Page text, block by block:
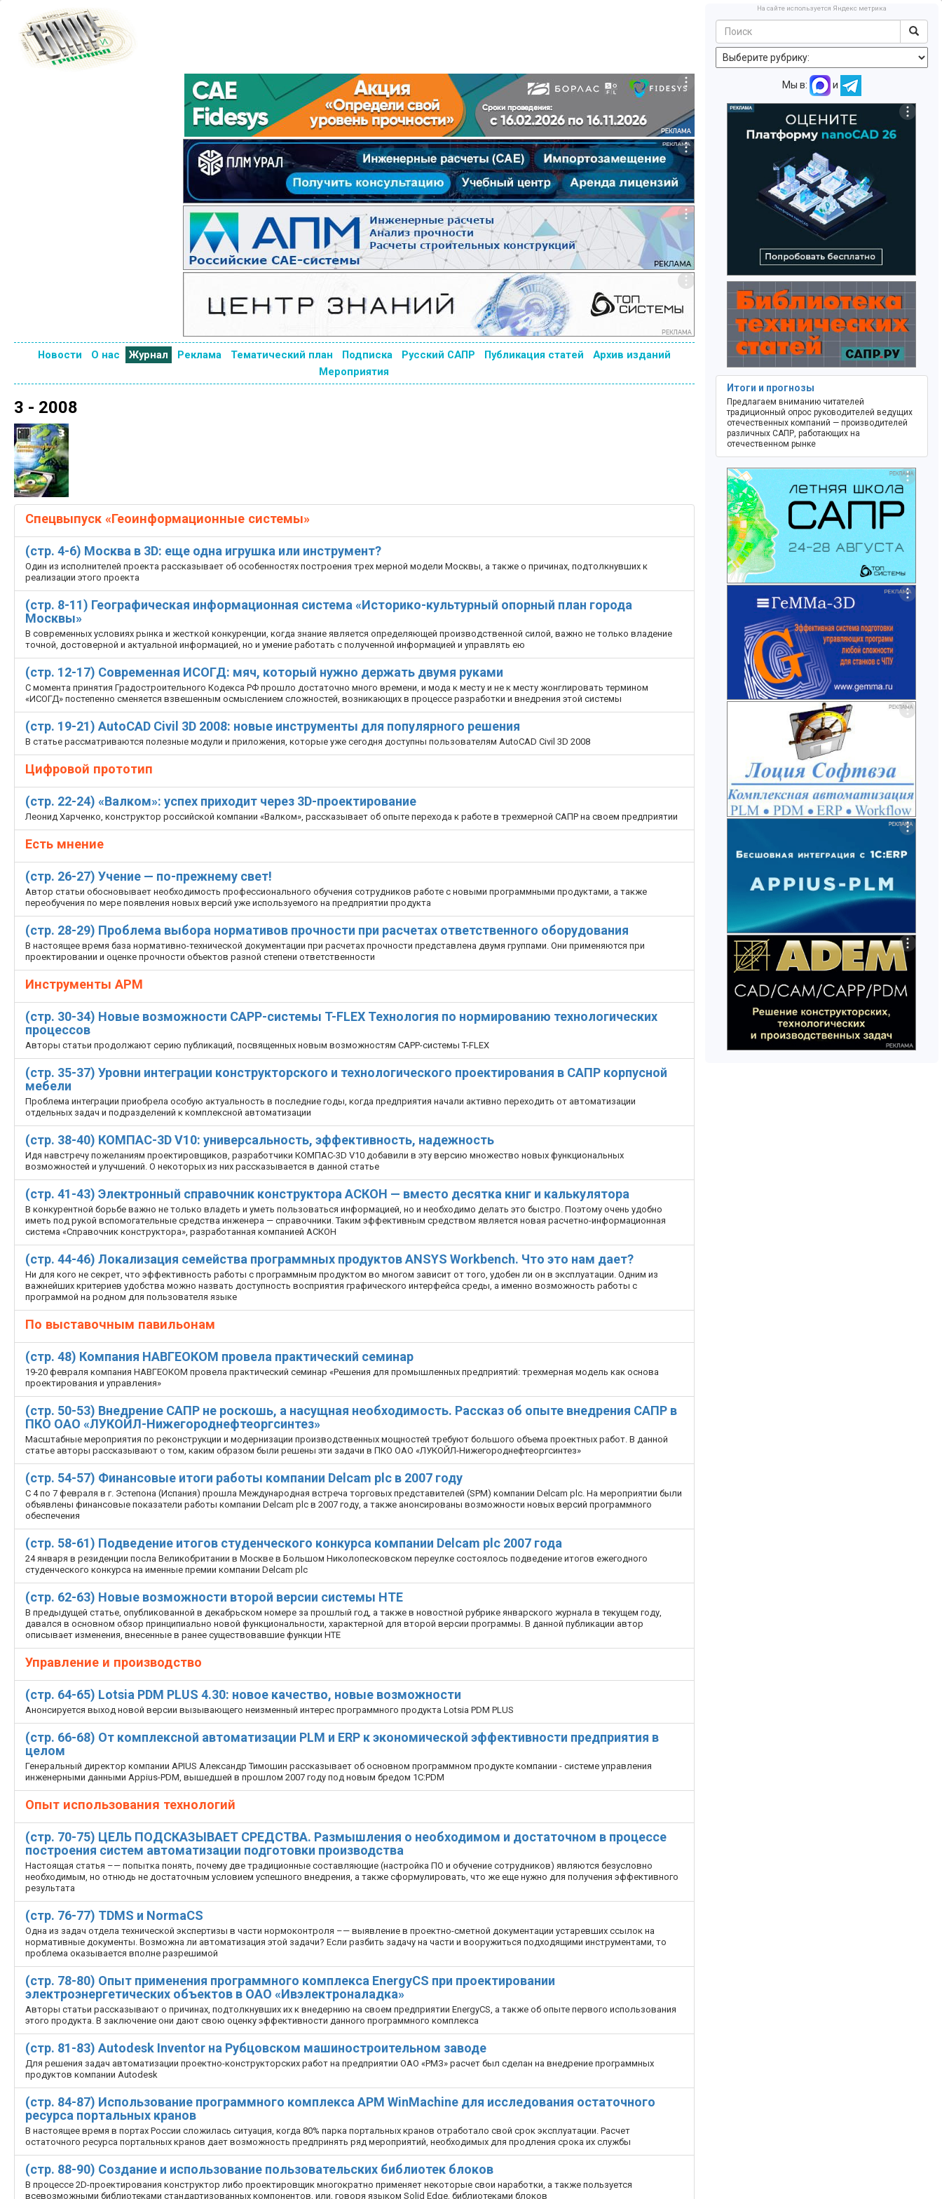
Новости О нас Журнал Реклама Тематический план Подписка Русский САПР Публикация статей
Архив изданий
Мероприятия
3 - 2008
Спецвыпуск «Геоинформационные системы»
(стр. 4-6) Москва в 3D: еще одна игрушка или инструмент?
Один из исполнителей проекта рассказывает об особенностях построения трех мерной модели Москвы, а также о причинах, подтолкнувших к
реализации этого проекта
(стр. 8-11) Географическая информационная система «Историко-культурный опорный план города
Москвы»
В современных условиях рынка и жесткой конкуренции, когда знание является определяющей производственной силой, важно не только владение
точной, достоверной и актуальной информацией, но и умение работать с полученной информацией и управлять ею
(стр. 12-17) Современная ИСОГД: мяч, который нужно держать двумя руками
С момента принятия Градостроительного Кодекса РФ прошло достаточно много времени, и мода к месту и не к месту жонглировать термином
«ИСОГД» постепенно сменяется взвешенным осмыслением сложностей, возникающих в процессе разработки и внедрения этой системы
(стр. 19-21) AutoCAD Civil 3D 2008: новые инструменты для популярного решения
В статье рассматриваются полезные модули и приложения, которые уже сегодня доступны пользователям AutoCAD Civil 3D 2008
Цифровой прототип
(стр. 22-24) «Валком»: успех приходит через 3D-проектирование
Леонид Харченко, конструктор российской компании «Валком», рассказывает об опыте перехода к работе в трехмерной САПР на своем предприятии
Есть мнение
(стр. 26-27) Учение — по-прежнему свет!
Автор статьи обосновывает необходимость профессионального обучения сотрудников работе с новыми программными продуктами, а также
переобучения по мере появления новых версий уже используемого на предприятии продукта
(стр. 28-29) Проблема выбора нормативов прочности при расчетах ответственного оборудования
В настоящее время база нормативно-технической документации при расчетах прочности представлена двумя группами. Они применяются при
проектировании и оценке прочности объектов разной степени ответственности
Инструменты АРМ
(стр. 30-34) Новые возможности CAPP-системы T-FLEX Технология по нормированию технологических
процессов
Авторы статьи продолжают серию публикаций, посвященных новым возможностям CAPP-системы T-FLEX
(стр. 35-37) Уровни интеграции конструкторского и технологического проектирования в САПР корпусной
мебели
Проблема интеграции приобрела особую актуальность в последние годы, когда предприятия начали активно переходить от автоматизации
отдельных задач и подразделений к комплексной автоматизации
(стр. 38-40) КОМПАС-3D V10: универсальность, эффективность, надежность
Идя навстречу пожеланиям проектировщиков, разработчики КОМПАС-3D V10 добавили в эту версию множество новых функциональных
возможностей и улучшений. О некоторых из них рассказывается в данной статье
(стр. 41-43) Электронный справочник конструктора АСКОН — вместо десятка книг и калькулятора
В конкурентной борьбе важно не только владеть и уметь пользоваться информацией, но и необходимо делать это быстро. Поэтому очень удобно
иметь под рукой вспомогательные средства инженера — справочники. Таким эффективным средством является новая расчетно-информационная
система «Справочник конструктора», разработанная компанией АСКОН
(стр. 44-46) Локализация семейства программных продуктов ANSYS Workbench. Что это нам дает?
Ни для кого не секрет, что эффективность работы с программным продуктом во многом зависит от того, удобен ли он в эксплуатации. Одним из
важнейших критериев удобства можно назвать доступность восприятия графического интерфейса среды, а именно возможность работы с
программой на родном для пользователя языке
По выставочным павильонам
(стр. 48) Компания НАВГЕОКОМ провела практический семинар
19-20 февраля компания НАВГЕОКОМ провела практический семинар «Решения для промышленных предприятий: трехмерная модель как основа
проектирования и управления»
(стр. 50-53) Внедрение САПР не роскошь, а насущная необходимость. Рассказ об опыте внедрения САПР в
ПКО ОАО «ЛУКОЙЛ-Нижегороднефтеоргсинтез»
Масштабные мероприятия по реконструкции и модернизации производственных мощностей требуют большого объема проектных работ. В данной
статье авторы рассказывают о том, каким образом были решены эти задачи в ПКО ОАО «ЛУКОЙЛ-Нижегороднефтеоргсинтез»
(стр. 54-57) Финансовые итоги работы компании Delcam plc в 2007 году
С 4 по 7 февраля в г. Эстепона (Испания) прошла Международная встреча торговых представителей (SPM) компании Delcam plc. На мероприятии были
объявлены финансовые показатели работы компании Delcam plc в 2007 году, а также анонсированы возможности новых версий программного
обеспечения
(стр. 58-61) Подведение итогов студенческого конкурса компании Delcam plc 2007 года
24 января в резиденции посла Великобритании в Москве в Большом Николопесковском переулке состоялось подведение итогов ежегодного
студенческого конкурса на именные премии компании Delcam plc
(стр. 62-63) Новые возможности второй версии системы НТЕ
В предыдущей статье, опубликованной в декабрьском номере за прошлый год, а также в новостной рубрике январского журнала в текущем году,
давался в основном обзор принципиально новой функциональности, характерной для второй версии программы. В данной публикации автор
описывает изменения, внесенные в ранее существовавшие функции НТЕ
Управление и производство
(стр. 64-65) Lotsia PDM PLUS 4.30: новое качество, новые возможности
Анонсируется выход новой версии вызывающего неизменный интерес программного продукта Lotsia PDM PLUS
(стр. 66-68) От комплексной автоматизации PLM и ERP к экономической эффективности предприятия в
целом
Генеральный директор компании APIUS Александр Тимошин рассказывает об основном программном продукте компании - системе управления
инженерными данными Appius-PDM, вышедшей в прошлом 2007 году под новым бредом 1С:PDM
Опыт использования технологий
(стр. 70-75) ЦЕЛЬ ПОДСКАЗЫВАЕТ СРЕДСТВА. Размышления о необходимом и достаточном в процессе
построения систем автоматизации подготовки производства
Настоящая статья –— попытка понять, почему две традиционные составляющие (настройка ПО и обучение сотрудников) являются безусловно
необходимым, но отнюдь не достаточным условием успешного внедрения, а также сформулировать, что же еще нужно для получения эффективного
результата
(стр. 76-77) TDMS и NormaCS
Одна из задач отдела технической экспертизы в части нормоконтроля –— выявление в проектно-сметной документации устаревших ссылок на
нормативные документы. Возможна ли автоматизация этой задачи? Если разбить задачу на части и вооружиться подходящими инструментами, то
проблема оказывается вполне разрешимой
(стр. 78-80) Опыт применения программного комплекса EnergyCS при проектировании
электроэнергетических объектов в ОАО «Ивэлектроналадка»
Авторы статьи рассказывают о причинах, подтолкнувших их к внедернию на своем предприятии EnergyCS, а также об опыте первого использования
этого продукта. В заключение они дают свою оценку эффективности данного программного комплекса
(стр. 81-83) Autodesk Inventor на Рубцовском машиностроительном заводе
Для решения задач автоматизации проектно-конструкторских работ на предприятии ОАО «РМЗ» расчет был сделан на внедрение программных
продуктов компании Autodesk
(стр. 84-87) Использование программного комплекса APM WinMachine для исследования остаточного
ресурса портальных кранов
В настоящее время в портах России сложилась ситуация, когда 80% парка портальных кранов отработало свой срок эксплуатации. Расчет
остаточного ресурса портальных кранов дает возможность предпринять ряд мероприятий, необходимых для продления срока их службы
(стр. 88-90) Создание и использование пользовательских библиотек блоков
В процессе 2D-проектирования конструктор либо проектировщик многократно применяет некоторые свои наработки, а также пользуется
всевозможными библиотеками стандартизованных компонентов, или, говоря языком Solid Edge, библиотеками блоков
На сайте используется Яндекс метрика
Мы в: и
Итоги и прогнозы
Предлагаем вниманию читателей
традиционный опрос руководителей ведущих
отечественных компаний — производителей
различных САПР, работающих на
отечественном рынке